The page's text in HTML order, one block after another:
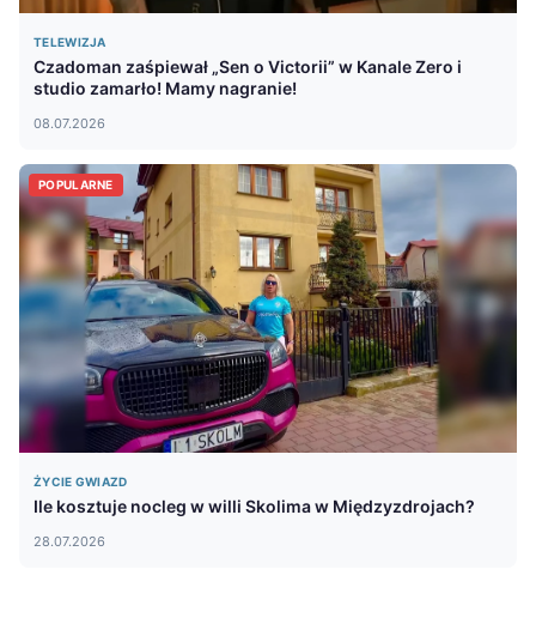
TELEWIZJA
Czadoman zaśpiewał „Sen o Victorii” w Kanale Zero i
studio zamarło! Mamy nagranie!
08.07.2026
POPULARNE
ŻYCIE GWIAZD
Ile kosztuje nocleg w willi Skolima w Międzyzdrojach?
28.07.2026